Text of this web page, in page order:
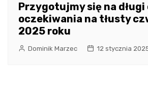
Przygotujmy się na długi
oczekiwania na tłusty
2025 roku
Dominik Marzec 12 stycznia